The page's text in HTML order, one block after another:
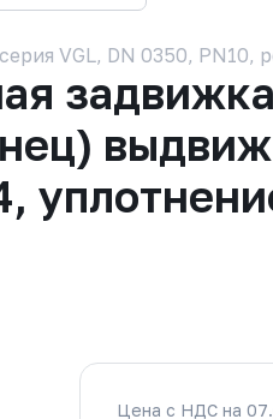
VGL, DN 0350,
Цена с НДС на